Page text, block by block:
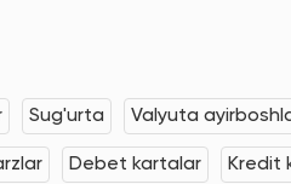
Sug'urta Valyuta
Debet kartalar Kredit